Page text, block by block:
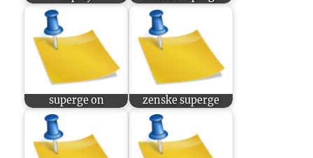
superge on zenske superge